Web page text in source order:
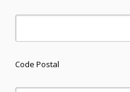
Code Postal